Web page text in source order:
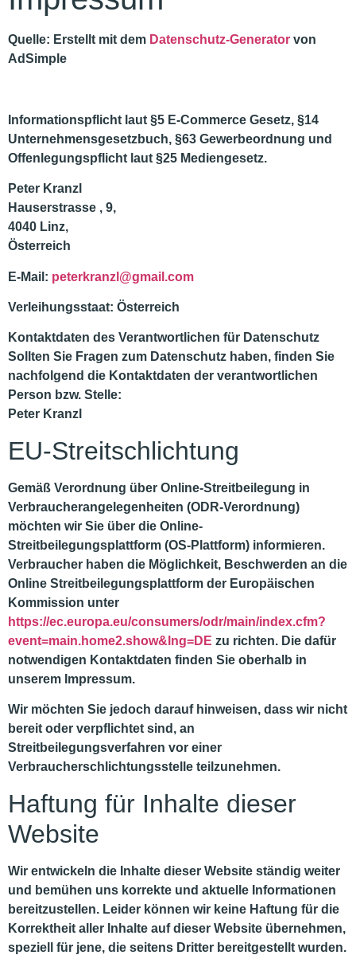
Quelle: Erstellt mit dem Datenschutz-Generator von
AdSimple
Informationspflicht laut §5 E-Commerce Gesetz, §14
Unternehmensgesetzbuch, §63 Gewerbeordnung und
Offenlegungspflicht laut §25 Mediengesetz.
Peter Kranzl
Hauserstrasse , 9,
4040 Linz,
Österreich
E-Mail: peterkranzl@gmail.com
Verleihungsstaat: Österreich
Kontaktdaten des Verantwortlichen für Datenschutz
Sollten Sie Fragen zum Datenschutz haben, finden Sie
nachfolgend die Kontaktdaten der verantwortlichen
Person bzw. Stelle:
Peter Kranzl
EU-Streitschlichtung
Gemäß Verordnung über Online-Streitbeilegung in
Verbraucherangelegenheiten (ODR-Verordnung)
möchten wir Sie über die Online-
Streitbeilegungsplattform (OS-Plattform) informieren.
Verbraucher haben die Möglichkeit, Beschwerden an die
Online Streitbeilegungsplattform der Europäischen
Kommission unter
https://ec.europa.eu/consumers/odr/main/index.cfm?
event=main.home2.show&lng=DE zu richten. Die dafür
notwendigen Kontaktdaten finden Sie oberhalb in
unserem Impressum.
Wir möchten Sie jedoch darauf hinweisen, dass wir nicht
bereit oder verpflichtet sind, an
Streitbeilegungsverfahren vor einer
Verbraucherschlichtungsstelle teilzunehmen.
Haftung für Inhalte dieser
Website
Wir entwickeln die Inhalte dieser Website ständig weiter
und bemühen uns korrekte und aktuelle Informationen
bereitzustellen. Leider können wir keine Haftung für die
Korrektheit aller Inhalte auf dieser Website übernehmen,
speziell für jene, die seitens Dritter bereitgestellt wurden.